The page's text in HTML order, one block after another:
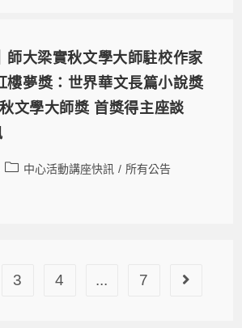
師大梁實秋文學大師駐校作家
樓夢獎：世界華文長篇小說獎
文學大師獎 首獎得主座談
中心活動講座快訊 / 所有公告
3 4 ... 7